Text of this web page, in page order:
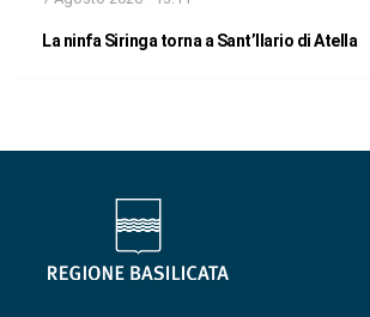
La ninfa Siringa torna a Sant’Ilario di Atella